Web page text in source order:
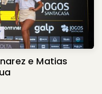
e Matias